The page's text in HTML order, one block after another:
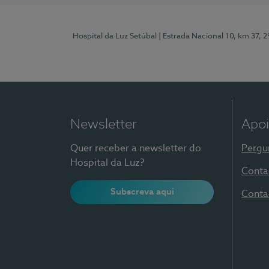
Hospital da Luz Setúbal | Estrada Nacional 10, km 37,
Newsletter
Quer receber a newsletter do
Hospital da Luz?
Subscreva aqui